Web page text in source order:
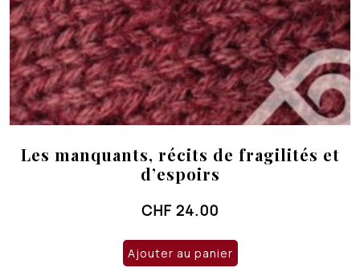
Les manquants, récits de fragilités et
d’espoirs
CHF 24.00
Ajouter au panier